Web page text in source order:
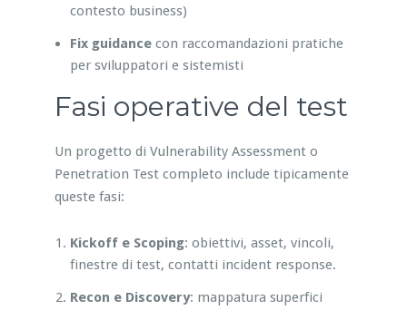
contesto business)
Fix guidancecon raccomandazioni pratiche
per sviluppatori e sistemisti
Fasi operative del test
Un progetto di Vulnerability Assessment o
Penetration Test completo include tipicamente
queste fasi:
Kickoff e Scoping: obiettivi, asset, vincoli,
finestre di test, contatti incident response.
Recon e Discovery: mappatura superfici